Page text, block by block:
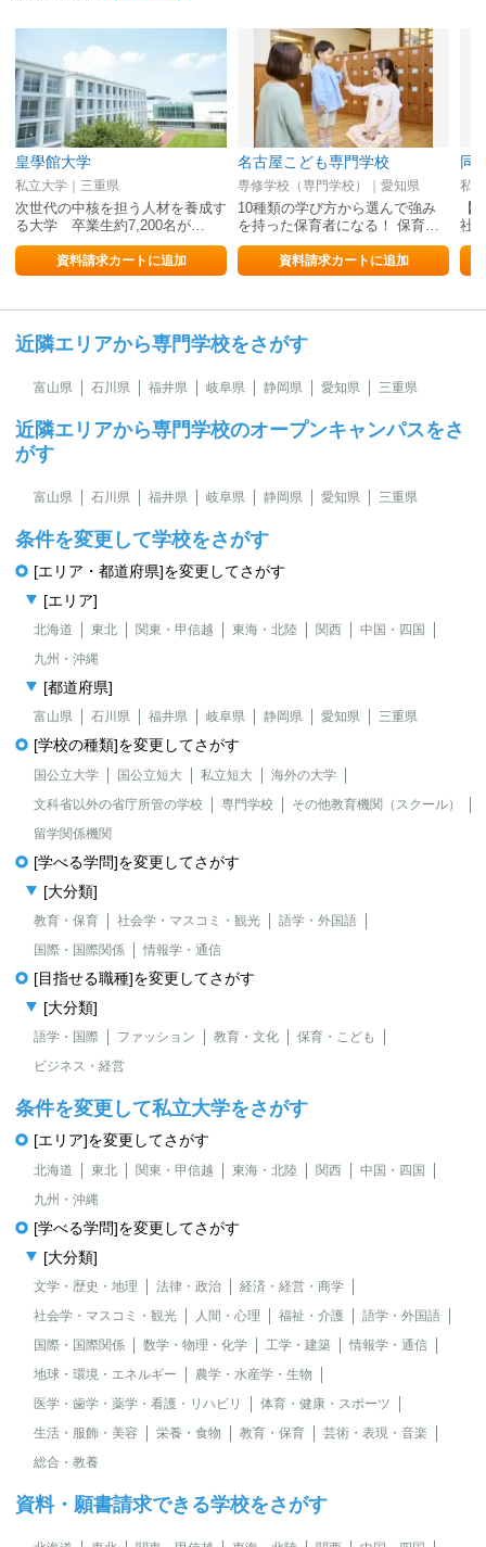
皇學館大学
私立大学｜三重県
次世代の中核を担う人材を養成す
る大学 卒業生約7,200名が…
資料請求カートに追加
名古屋こども専門学校
専修学校（専門学校）｜愛知県
10種類の学び方から選んで強み
を持った保育者になる！ 保育…
資料請求カートに追加
同
私
【
社
近隣エリアから専門学校をさがす
富山県 石川県 福井県 岐阜県 静岡県 愛知県 三重県
近隣エリアから専門学校のオープンキャンパスをさ
がす
富山県 石川県 福井県 岐阜県 静岡県 愛知県 三重県
条件を変更して学校をさがす
[エリア・都道府県]を変更してさがす
[エリア]
北海道 東北 関東・甲信越 東海・北陸 関西
中国・四国
九州・沖縄
[都道府県]
富山県 石川県 福井県 岐阜県 静岡県 愛知県 三重県
[学校の種類]を変更してさがす
国公立大学 国公立短大 私立短大
海外の大学
文科省以外の省庁所管の学校
専門学校
その他教育機関（スクール）
留学関係機関
[学べる学問]を変更してさがす
[大分類]
教育・保育 社会学・マスコミ・観光
語学・外国語
国際・国際関係
情報学・通信
[目指せる職種]を変更してさがす
[大分類]
語学・国際 ファッション 教育・文化
保育・こども
ビジネス・経営
条件を変更して私立大学をさがす
[エリア]を変更してさがす
北海道 東北 関東・甲信越 東海・北陸 関西
中国・四国
九州・沖縄
[学べる学問]を変更してさがす
[大分類]
文学・歴史・地理 法律・政治
経済・経営・商学
社会学・マスコミ・観光
人間・心理 福祉・介護
語学・外国語
国際・国際関係
数学・物理・化学 工学・建築
情報学・通信
地球・環境・エネルギー
農学・水産学・生物
医学・歯学・薬学・看護・リハビリ
体育・健康・スポーツ
生活・服飾・美容
栄養・食物 教育・保育
芸術・表現・音楽
総合・教養
資料・願書請求できる学校をさがす